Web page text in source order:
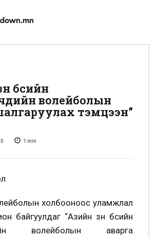
бүсийн
волейболын
тэмцээн”
1 min
холбооноос уламжлал
байгуулдаг “Азийн зүүн бүсийн
волейболын аварга